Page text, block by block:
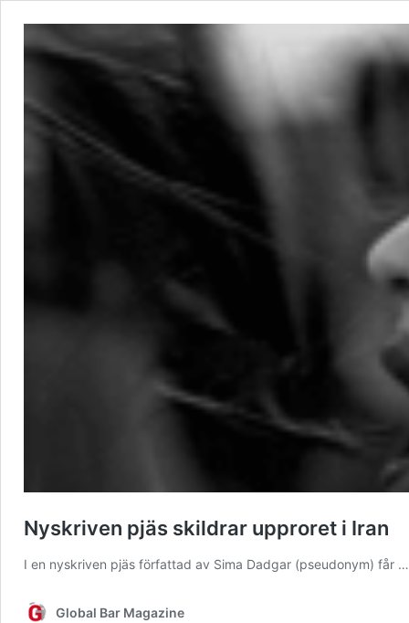
Nyskriven pjäs skildrar upproret i Iran
I en nyskriven pjäs författad av Sima Dadgar (pseudonym) får
Global Bar Magazine